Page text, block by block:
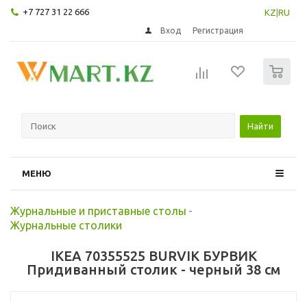
+7 727 31 22 666 KZ RU
Вход Регистрация
Найти
МЕНЮ
Журнальные и приставные столы -
Журнальные столики
IKEA 70355525 BURVIK БУРВИК
Придиванный столик - черный 38 см